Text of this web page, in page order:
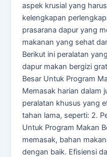
aspek krusial yang
kelengkapan
prasarana dapur yang
makanan yang sehat
Berikut ini peralatan
dapur makan bergizi
Besar Untuk Program
Memasak harian dalam
peralatan khusus yang
tahan lama, seperti: 2.
Untuk Program Makan
memasak, bahan
dengan baik. Efisiensi